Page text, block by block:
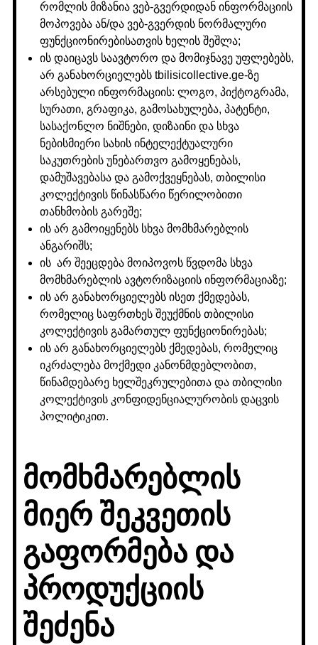
რომლის მიზანია ვებ-გვერდიდან ინფორმაციის
მოპოვება ან/და ვებ-გვერდის ნორმალური
ფუნქციონირებისათვის ხელის შეშლა;
ის დაიცავს საავტორო და მომიჯნავე უფლებებს,
არ განახორციელებს tbilisicollective.ge-ზე
არსებული ინფორმაციის: ლოგო, პიქტოგრამა,
სურათი, გრაფიკა, გამოსახულება, პატენტი,
სასაქონლო ნიშნები, დიზაინი და სხვა
ნებისმიერი სახის ინტელექტუალური
საკუთრების უნებართვო გამოყენებას,
დამუშავებასა და გამოქვეყნებას, თბილისი
კოლექტივის წინასწარი წერილობითი
თანხმობის გარეშე;
ის არ გამოიყენებს სხვა მომხმარებლის
ანგარიშს;
ის არ შეეცდება მოიპოვოს წვდომა სხვა
მომხმარებლის ავტორიზაციის ინფორმაციაზე;
ის არ განახორციელებს ისეთ ქმედებას,
რომელიც საფრთხეს შეუქმნის თბილისი
კოლექტივის გამართულ ფუნქციონირებას;
ის არ განახორციელებს ქმედებას, რომელიც
იკრძალება მოქმედი კანონმდებლობით,
წინამდებარე ხელშეკრულებითა და თბილისი
კოლექტივის კონფიდენციალურობის დაცვის
პოლიტიკით.
მომხმარებლის
მიერ შეკვეთის
გაფორმება და
პროდუქციის
შეძენა